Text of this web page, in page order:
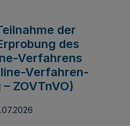
der
des
Verfahrens
Verfahren-
ZOVTnVO)